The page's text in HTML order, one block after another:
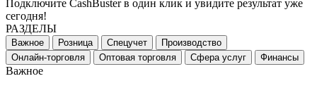
Подключите CashBuster в один клик и увидите результат уже
сегодня!
РАЗДЕЛЫ
Важное Розница Спецучет
Производство
Онлайн-торговля
Оптовая торговля Сфера услуг Финансы
Важное